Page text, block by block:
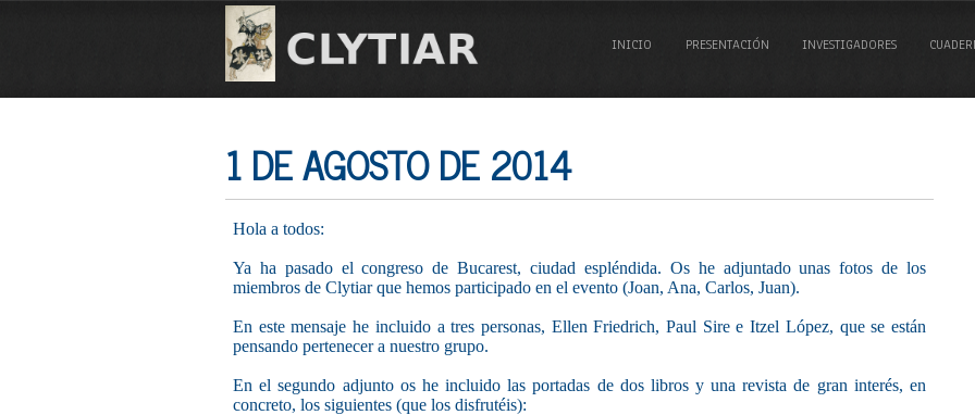
INICIO PRESENTACIÓN INVESTIGADORES
1 DE AGOSTO DE 2014
Hola a todos:
Ya ha pasado el congreso de Bucarest, ciudad espléndida. Os he adjuntado unas fotos de los
miembros de Clytiar que hemos participado en el evento (Joan, Ana, Carlos, Juan).
En este mensaje he incluido a tres personas, Ellen Friedrich, Paul Sire e Itzel López, que se están
pensando pertenecer a nuestro grupo.
En el segundo adjunto os he incluido las portadas de dos libros y una revista de gran interés, en
concreto, los siguientes (que los disfrutéis):